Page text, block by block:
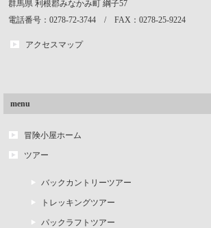
群馬県 利根郡みなかみ町 綱子57
電話番号：0278-72-3744 / FAX：0278-25-9224
アクセスマップ
menu
冒険小屋ホーム
ツアー
バックカントリーツアー
トレッキングツアー
パックラフトツアー